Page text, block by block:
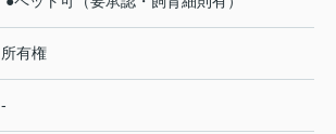
所有権
-